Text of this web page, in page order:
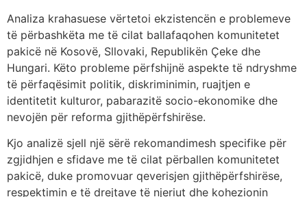
Analiza krahasuese vërtetoi ekzistencën e problemeve
të përbashkëta me të cilat ballafaqohen komunitetet
pakicë në Kosovë, Sllovaki, Republikën Çeke dhe
Hungari. Këto probleme përfshijnë aspekte të ndryshme
të përfaqësimit politik, diskriminimin, ruajtjen e
identitetit kulturor, pabarazitë socio-ekonomike dhe
nevojën për reforma gjithëpërfshirëse.
Kjo analizë sjell një sërë rekomandimesh specifike për
zgjidhjen e sfidave me të cilat përballen komunitetet
pakicë, duke promovuar qeverisjen gjithëpërfshirëse,
respektimin e të drejtave të njeriut dhe kohezionin